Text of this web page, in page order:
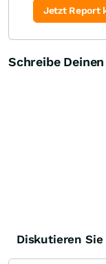
Jetzt Report
Schreibe
Diskutieren